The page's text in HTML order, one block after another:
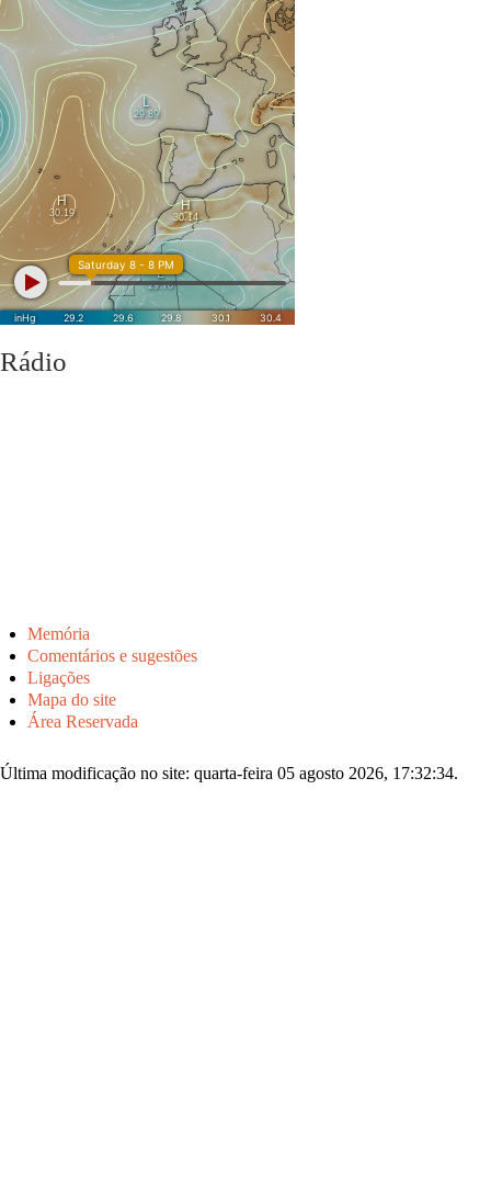
1ª: de 20 a 21 de novembro de 2025 >
: de 22 de dezembro de 2025 a 2 de janeiro de 2026 >
: de 27 a 30 de janeiro de 2026 > Avaliação do 1º semestre
4ª
: de 16 a 17 de fevereiro de 2026 >
Carnaval
5ª : de 31 de março a 1 de abril de 2026 >
: de 2 a 10 de abril de 2026 >Páscoa
Download calendário
Rádio
Memória
Comentários e sugestões
Ligações
Mapa do site
Área Reservada
Última modificação no site: quarta-feira 05 agosto 2026, 17:32:34.